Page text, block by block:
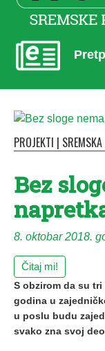
PROJEKTI |
Bez
8. oktobar 2018.
Čitaj mi!
S obzirom da su
godina u
u poslu budu
svako zna svoj